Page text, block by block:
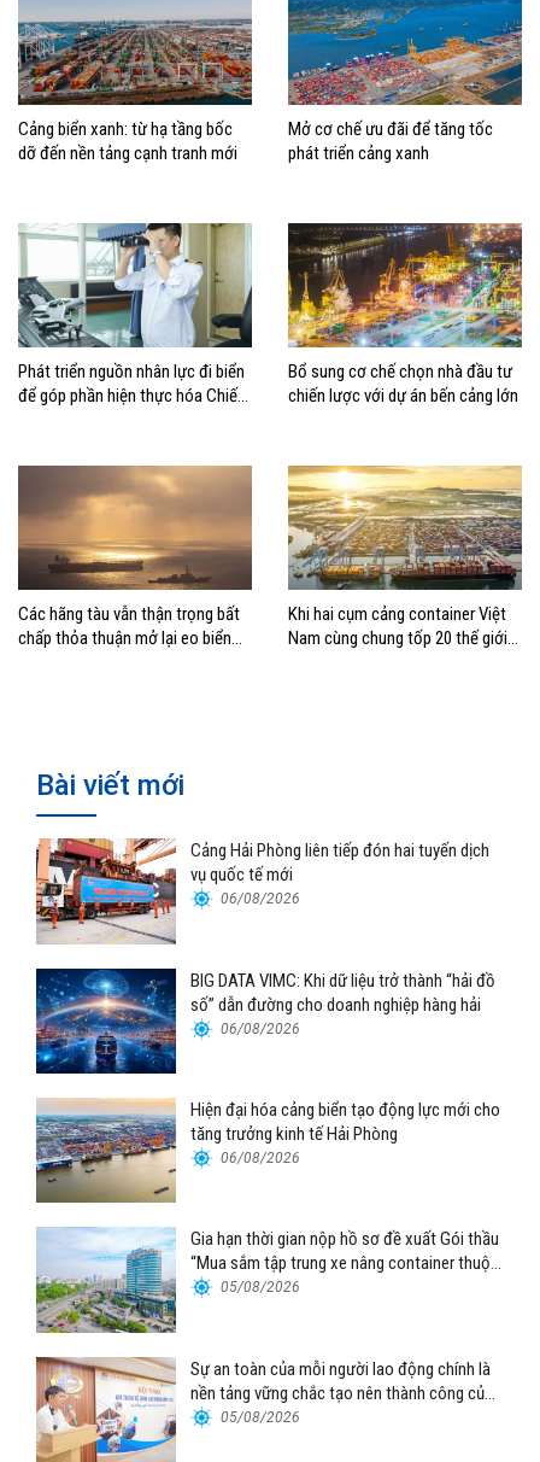
Cảng biển xanh: từ hạ tầng bốc
dỡ đến nền tảng cạnh tranh mới
Mở cơ chế ưu đãi để tăng tốc
phát triển cảng xanh
Phát triển nguồn nhân lực đi biển
để góp phần hiện thực hóa Chiến
Bổ sung cơ chế chọn nhà đầu tư
chiến lược với dự án bến cảng lớn
Các hãng tàu vẫn thận trọng bất
chấp thỏa thuận mở lại eo biển
Khi hai cụm cảng container Việt
Nam cùng chung tốp 20 thế giới
Bài viết mới
Cảng Hải Phòng liên tiếp đón hai tuyến dịch
vụ quốc tế mới
06/08/2026
BIG DATA VIMC: Khi dữ liệu trở thành “hải đồ
số” dẫn đường cho doanh nghiệp hàng hải
06/08/2026
Hiện đại hóa cảng biển tạo động lực mới cho
tăng trưởng kinh tế Hải Phòng
06/08/2026
Gia hạn thời gian nộp hồ sơ đề xuất Gói thầu
“Mua sắm tập trung xe nâng container thuộc
Tổng công ty Hàng hải Việt Nam – CTCP”
05/08/2026
Sự an toàn của mỗi người lao động chính là
nền tảng vững chắc tạo nên thành công của
Cảng Đà Nẵng
05/08/2026